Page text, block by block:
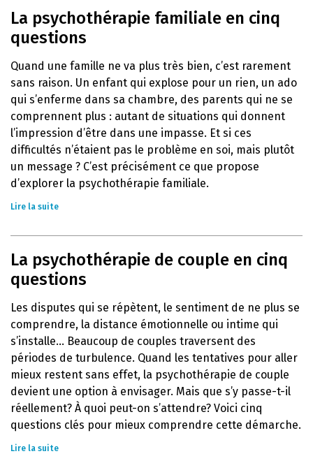
La psychothérapie familiale en cinq
questions
Quand une famille ne va plus très bien, c’est rarement
sans raison. Un enfant qui explose pour un rien, un ado
qui s’enferme dans sa chambre, des parents qui ne se
comprennent plus : autant de situations qui donnent
l’impression d’être dans une impasse. Et si ces
difficultés n’étaient pas le problème en soi, mais plutôt
un message ? C’est précisément ce que propose
d’explorer la psychothérapie familiale.
Lire la suite
La psychothérapie de couple en cinq
questions
Les disputes qui se répètent, le sentiment de ne plus se
comprendre, la distance émotionnelle ou intime qui
s’installe… Beaucoup de couples traversent des
périodes de turbulence. Quand les tentatives pour aller
mieux restent sans effet, la psychothérapie de couple
devient une option à envisager. Mais que s’y passe-t-il
réellement? À quoi peut-on s’attendre? Voici cinq
questions clés pour mieux comprendre cette démarche.
Lire la suite